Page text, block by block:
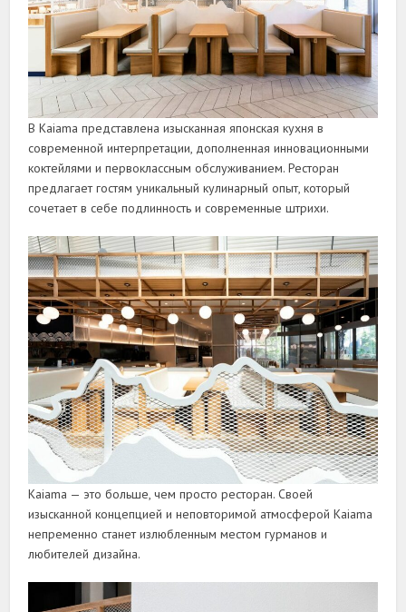
В Kaiama представлена изысканная японская кухня в
современной интерпретации, дополненная инновационными
коктейлями и первоклассным обслуживанием. Ресторан
предлагает гостям уникальный кулинарный опыт, который
сочетает в себе подлинность и современные штрихи.
Kaiama — это больше, чем просто ресторан. Своей
изысканной концепцией и неповторимой атмосферой Kaiama
непременно станет излюбленным местом гурманов и
любителей дизайна.